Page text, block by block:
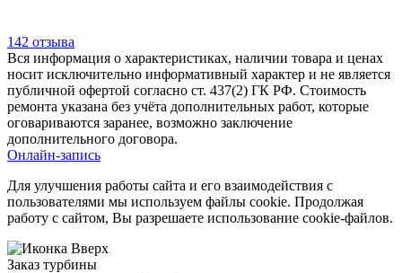
142 отзыва
Вся информация о характеристиках, наличии товара и ценах
носит исключительно информативный характер и не является
публичной офертой согласно ст. 437(2) ГК РФ. Стоимость
ремонта указана без учёта дополнительных работ, которые
оговариваются заранее, возможно заключение
дополнительного договора.
Онлайн-запись
Для улучшения работы сайта и его взаимодействия с
пользователями мы используем файлы cookie. Продолжая
работу с сайтом, Вы разрешаете использование cookie-файлов.
Заказ турбины